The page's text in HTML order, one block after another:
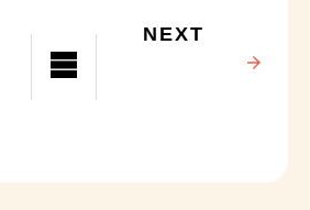
NEXT